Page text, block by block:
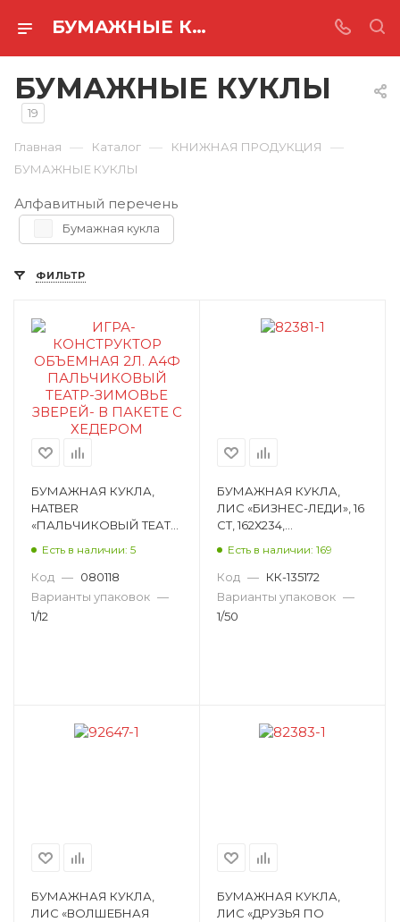
БУМАЖНЫЕ КУКЛЫ
БУМАЖНЫЕ КУКЛЫ
19
Главная — Каталог — КНИЖНАЯ ПРОДУКЦИЯ —
БУМАЖНЫЕ КУКЛЫ
Алфавитный перечень
Бумажная кукла
ФИЛЬТР
БУМАЖНАЯ КУКЛА,
HATBER
«ПАЛЬЧИКОВЫЙ ТЕАТР
Есть в наличии: 5
Код — 080118
Варианты упаковок —
1/12
БУМАЖНАЯ КУКЛА,
ЛИС «БИЗНЕС-ЛЕДИ», 16
СТ, 162Х234,
Есть в наличии: 169
Код — КК-135172
Варианты упаковок —
1/50
БУМАЖНАЯ КУКЛА,
ЛИС «ВОЛШЕБНАЯ
БУМАЖНАЯ КУКЛА,
ЛИС «ДРУЗЬЯ ПО